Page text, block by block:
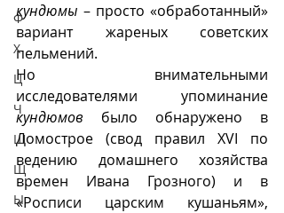
Ф
Х
Ц
Ч
Ш
Щ
Ы
кундюмы – просто «обработанный»
вариант жареных советских
пельмений.
Но внимательными
кундюмов было обнаружено в
Домострое (свод правил XVI по
ведению домашнего хозяйства
времен Ивана Грозного) и в
«Росписи царским кушаньям»,